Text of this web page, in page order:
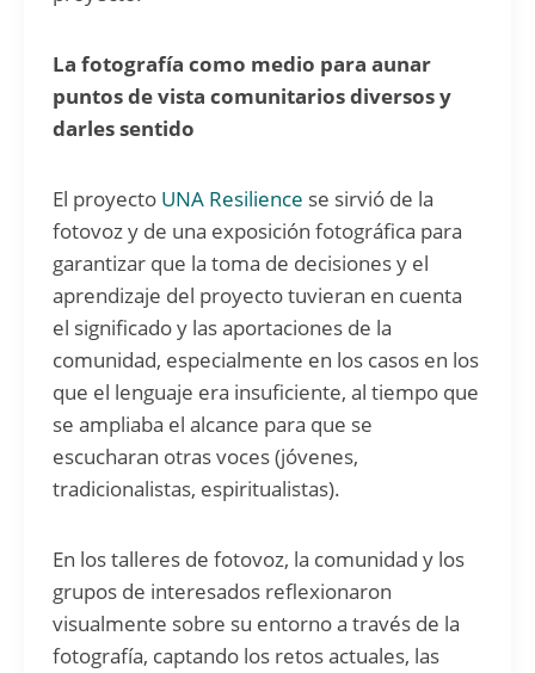
La fotografía como medio para aunar
puntos de vista comunitarios diversos y
darles sentido
El proyecto UNA Resilience se sirvió de la
fotovoz y de una exposición fotográfica para
garantizar que la toma de decisiones y el
aprendizaje del proyecto tuvieran en cuenta
el significado y las aportaciones de la
comunidad, especialmente en los casos en los
que el lenguaje era insuficiente, al tiempo que
se ampliaba el alcance para que se
escucharan otras voces (jóvenes,
tradicionalistas, espiritualistas).
En los talleres de fotovoz, la comunidad y los
grupos de interesados reflexionaron
visualmente sobre su entorno a través de la
fotografía, captando los retos actuales, las